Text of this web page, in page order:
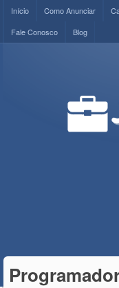
Início Como Anunciar
Fale Conosco
Blog